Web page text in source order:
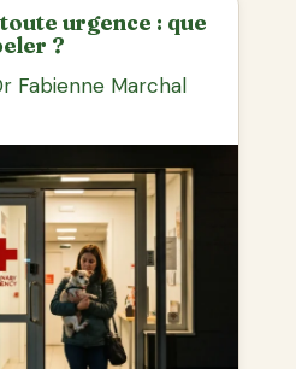
urgence : que
?
Fabienne Marchal